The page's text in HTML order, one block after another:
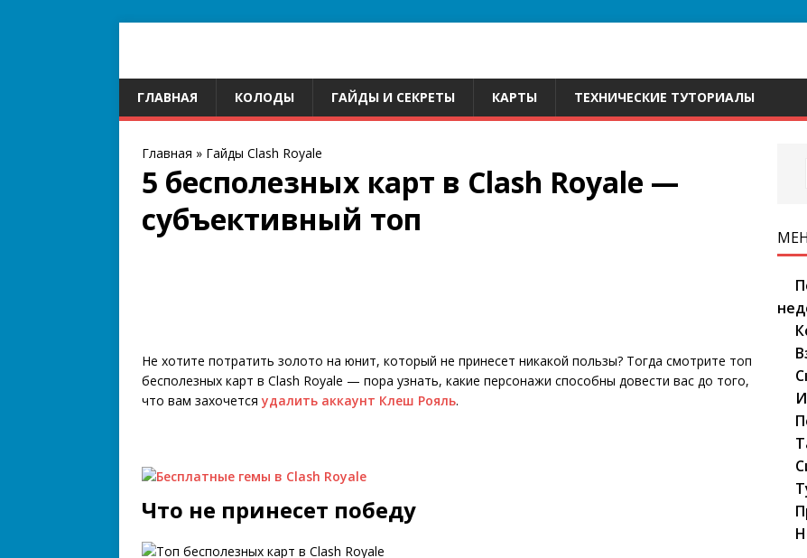
ГЛАВНАЯ КОЛОДЫ ГАЙДЫ И СЕКРЕТЫ КАРТЫ ТЕХНИЧЕСКИЕ ТУТОРИАЛЫ
Главная » Гайды Clash Royale
5 бесполезных карт в Clash Royale —
субъективный топ
Не хотите потратить золото на юнит, который не принесет никакой пользы? Тогда смотрите топ
бесполезных карт в Clash Royale — пора узнать, какие персонажи способны довести вас до того,
что вам захочется удалить аккаунт Клеш Рояль.
Что не принесет победу